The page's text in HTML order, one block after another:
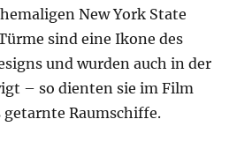
New York State
sind eine Ikone des
und wurden auch in der
– so dienten sie im Film
getarnte Raumschiffe.